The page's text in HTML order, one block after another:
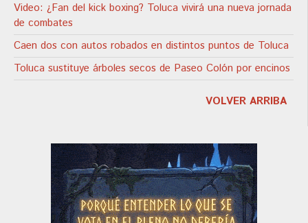
Video: ¿Fan del kick boxing? Toluca vivirá una nueva jornada
de combates
Caen dos con autos robados en distintos puntos de Toluca
Toluca sustituye árboles secos de Paseo Colón por encinos
VOLVER ARRIBA